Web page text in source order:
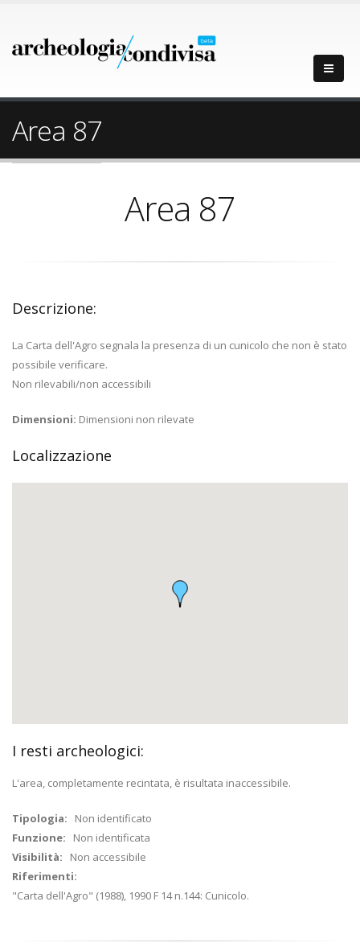
Area 87
Area 87
Descrizione:
La Carta dell'Agro segnala la presenza di un cunicolo che non è stato
possibile verificare.
Non rilevabili/non accessibili
Dimensioni: Dimensioni non rilevate
Localizzazione
I resti archeologici:
L'area, completamente recintata, è risultata inaccessibile.
Tipologia: Non identificato
Funzione: Non identificata
Visibilità: Non accessibile
Riferimenti:
"Carta dell'Agro" (1988), 1990 F 14 n.144: Cunicolo.